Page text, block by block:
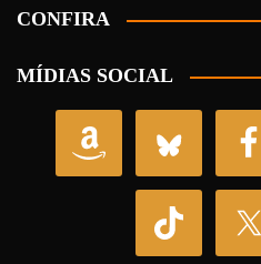
CONFIRA
MÍDIAS SOCIAL